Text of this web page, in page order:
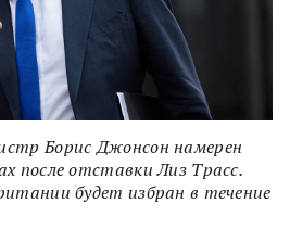
Борис Джонсон намерен
после отставки Лиз Трасс.
будет избран в течение